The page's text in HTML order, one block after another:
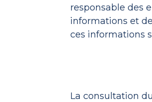
responsable des
informations et
ces informations
La consultation